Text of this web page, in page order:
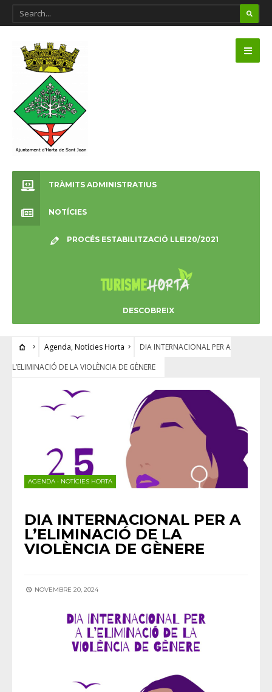
TRÀMITS ADMINISTRATIUS
NOTÍCIES
PROCÉS ESTABILITZACIÓ LLEI20/2021
DESCOBREIX
Agenda, Notícies Horta
DIA INTERNACIONAL PER A
L’ELIMINACIÓ DE LA VIOLÈNCIA DE GÈNERE
AGENDA • NOTÍCIES HORTA
DIA INTERNACIONAL PER A
L’ELIMINACIÓ DE LA
VIOLÈNCIA DE GÈNERE
NOVEMBRE 20, 2024